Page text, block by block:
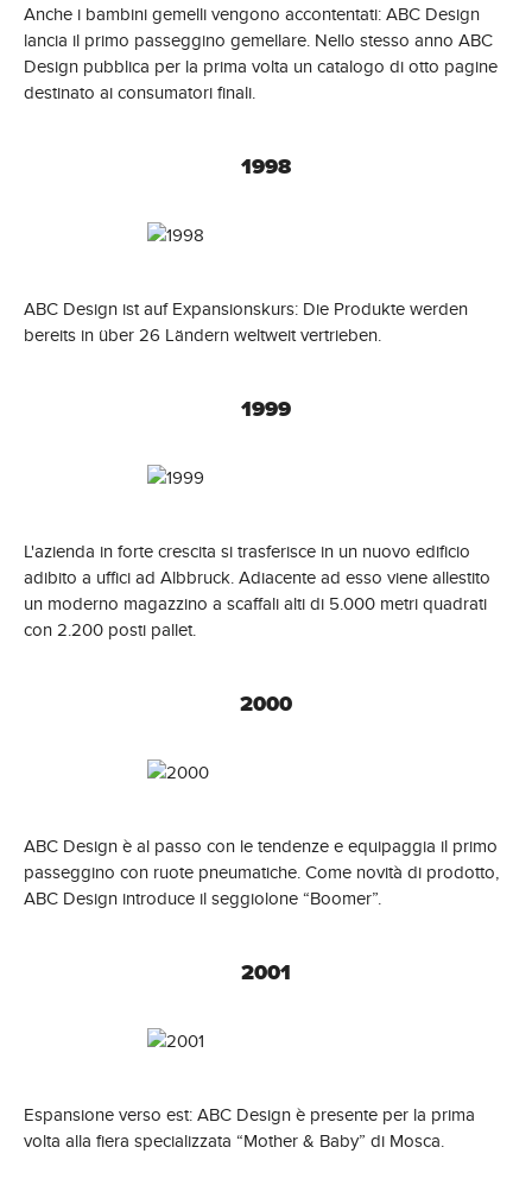
Anche i bambini gemelli vengono accontentati: ABC Design
lancia il primo passeggino gemellare. Nello stesso anno ABC
Design pubblica per la prima volta un catalogo di otto pagine
destinato ai consumatori finali.
1998
ABC Design ist auf Expansionskurs: Die Produkte werden
bereits in über 26 Ländern weltweit vertrieben.
1999
L'azienda in forte crescita si trasferisce in un nuovo edificio
adibito a uffici ad Albbruck. Adiacente ad esso viene allestito
un moderno magazzino a scaffali alti di 5.000 metri quadrati
con 2.200 posti pallet.
2000
ABC Design è al passo con le tendenze e equipaggia il primo
passeggino con ruote pneumatiche. Come novità di prodotto,
ABC Design introduce il seggiolone “Boomer”.
2001
Espansione verso est: ABC Design è presente per la prima
volta alla fiera specializzata “Mother & Baby” di Mosca.